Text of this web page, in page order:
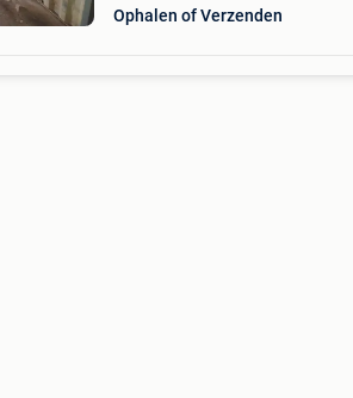
Ophalen of Verzenden